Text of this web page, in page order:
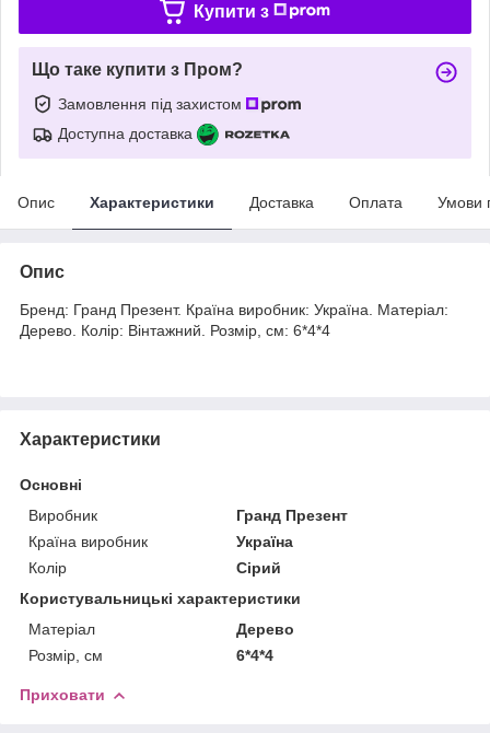
Купити з
Що таке купити з Пром?
Замовлення під захистом
Доступна доставка
Опис Характеристики Доставка Оплата Умови
Опис
Бренд: Гранд Презент. Країна виробник: Україна. Матеріал:
Дерево. Колір: Вінтажний. Розмір, см: 6*4*4
Характеристики
Основні
Виробник
Гранд Презент
Країна виробник
Україна
Колір
Сірий
Користувальницькі характеристики
Матеріал
Дерево
Розмір, см
6*4*4
Приховати